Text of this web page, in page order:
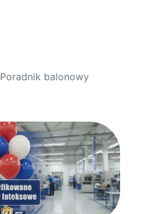
Poradnik balonowy